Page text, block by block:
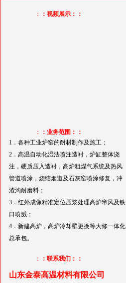
： ：视频展示：：
：
：业务范围：：
1．各种工业炉窑的耐材制作及施工；
2．高温自动化湿法喷注造衬，炉缸整体浇
注，硬质压入造衬，高炉粗煤气系统及热风
管道喷涂，烧结烟道及石灰窑喷涂修复，冲
渣沟耐磨料；
3．红外成像精准定位压浆处理高炉窜风及铁
口喷溅；
4．新建高炉，高炉冷却壁更换等大修一体化
总承包。
： ：联系我们：：
山东金泰高温材料有限公司